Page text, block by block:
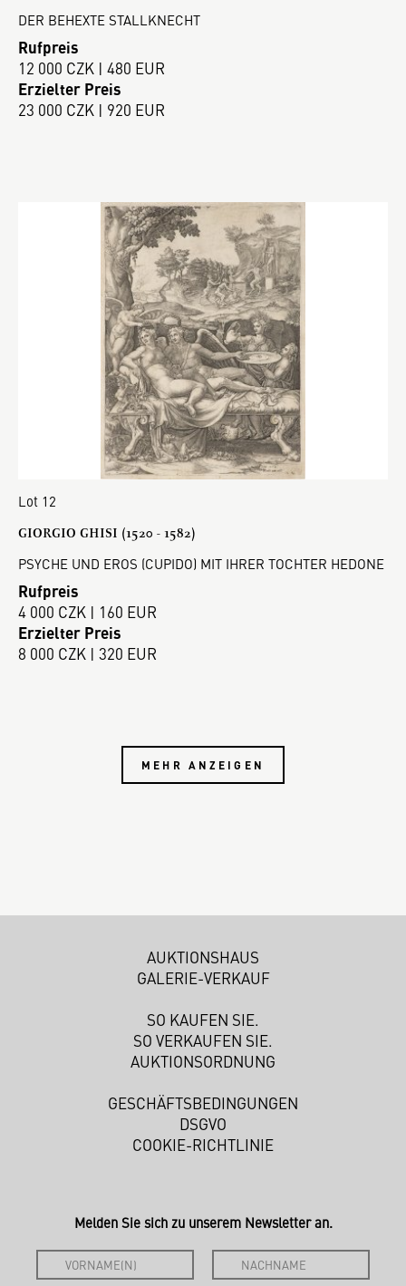
DER BEHEXTE STALLKNECHT
Rufpreis
12 000 CZK | 480 EUR
Erzielter Preis
23 000 CZK | 920 EUR
Lot 12
GIORGIO GHISI (1520 - 1582)
PSYCHE UND EROS (CUPIDO) MIT IHRER TOCHTER HEDONE
Rufpreis
4 000 CZK | 160 EUR
Erzielter Preis
8 000 CZK | 320 EUR
MEHR ANZEIGEN
AUKTIONSHAUS
GALERIE-VERKAUF
SO KAUFEN SIE.
SO VERKAUFEN SIE.
AUKTIONSORDNUNG
GESCHÄFTSBEDINGUNGEN
DSGVO
COOKIE-RICHTLINIE
Melden Sie sich zu unserem Newsletter an.